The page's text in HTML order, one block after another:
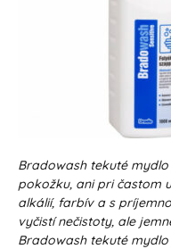
Bradowash tekuté
pokožku, ani pri častom
alkálií, farbív a s
vyčistí nečistoty, ale
Bradowash tekuté